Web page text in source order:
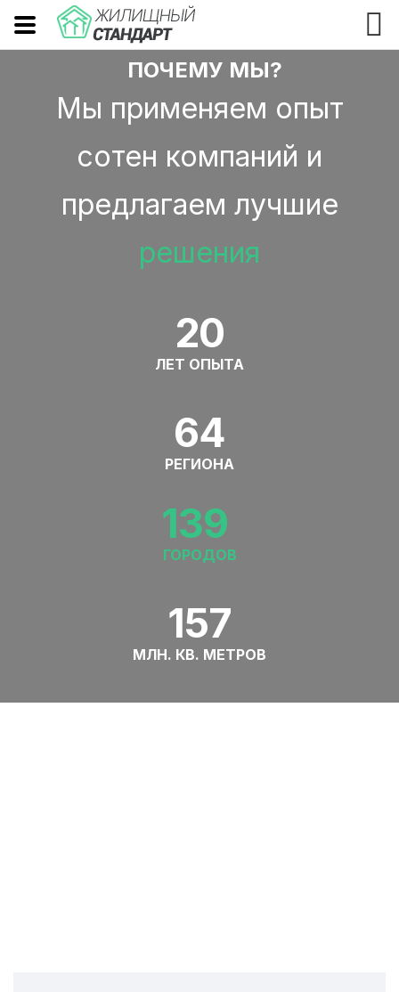
ПОЧЕМУ МЫ?
Мы применяем опыт
сотен компаний и
предлагаем лучшие
решения
20
ЛЕТ ОПЫТА
64
РЕГИОНА
139
ГОРОДОВ
157
МЛН. КВ. МЕТРОВ